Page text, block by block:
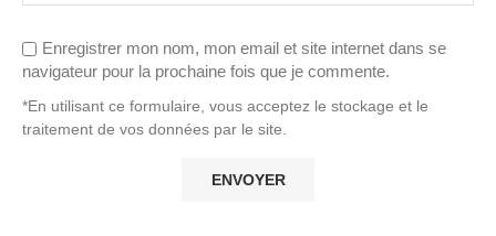
Enregistrer mon nom, mon email et site internet dans se
navigateur pour la prochaine fois que je commente.
*En utilisant ce formulaire, vous acceptez le stockage et le
traitement de vos données par le site.